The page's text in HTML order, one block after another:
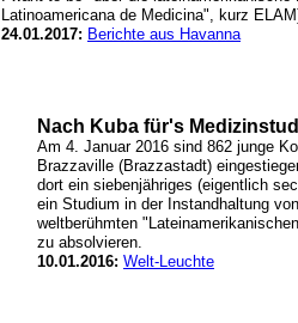
Latinoamericana de Medicina", kurz
24.01.2017: Berichte aus Havanna
Nach Kuba für's
Am 4. Januar 2016 sind 862 junge
Brazzaville (Brazzastadt)
dort ein siebenjähriges (eigentlich
ein Studium in der Instandhaltung
weltberühmten
zu absolvieren.
10.01.2016: Welt-Leuchte